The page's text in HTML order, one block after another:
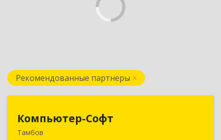
Рекомендованные партнеры
Компьютер-Софт
Тамбов
392000, Тамбовская обл, Тамбов г, Советская